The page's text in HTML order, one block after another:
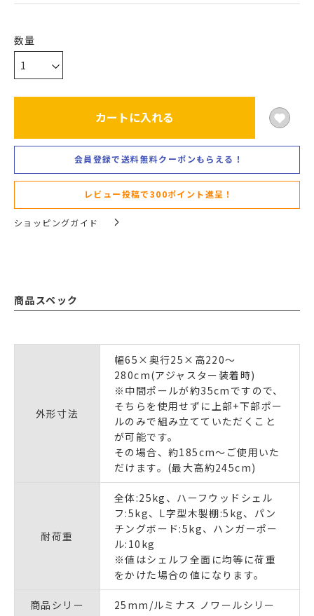
カートに入れる
会員登録で送料無料クーポンもらえる！
レビュー投稿で300ポイント進呈！
ショッピングガイド
商品スペック
外形寸法
幅65×奥行25×高220～
280cm(アジャスター装着時)
※中間ポールが約35cmですので、
そちらを使用せずに上部+下部ポー
ルのみで組み立てていただくこと
が可能です。
その場合、約185cm～ご使用いた
だけます。(最大高約245cm)
耐荷重
全体:25kg、ハーフウッドシェル
フ:5kg、L字型木製棚:5kg、パン
チングボード:5kg、ハンガーポー
ル:10kg
※値はシェルフ全面に均等に荷重
をかけた場合の値になります。
商品シリー
25mm/ルミナス ノワールシリー